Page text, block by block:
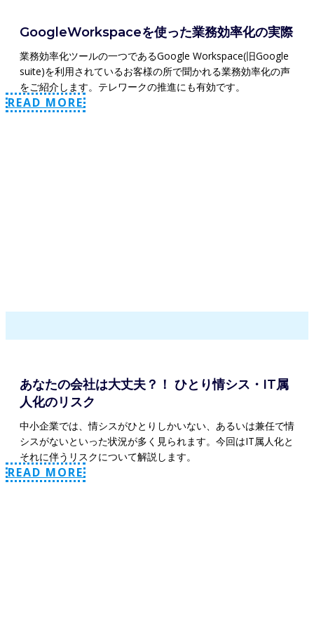
GoogleWorkspaceを使った業務効率化の実際
業務効率化ツールの一つであるGoogle Workspace(旧Google
suite)を利用されているお客様の所で聞かれる業務効率化の声
をご紹介します。テレワークの推進にも有効です。
READ MORE
あなたの会社は大丈夫？！ ひとり情シス・IT属
人化のリスク
中小企業では、情シスがひとりしかいない、あるいは兼任で情
シスがないといった状況が多く見られます。今回はIT属人化と
それに伴うリスクについて解説します。
READ MORE